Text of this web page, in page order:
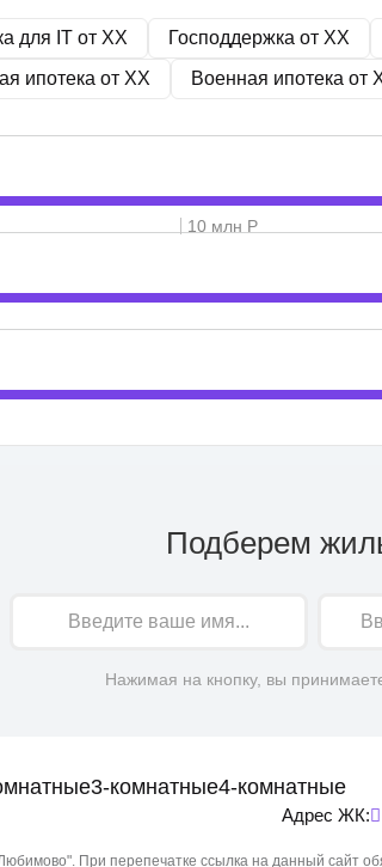
для IT от XX Господдержка от XX
ипотека от XX Военная ипотека от
10 млн Р
Подберем
Нажимая на кнопку, вы
3-комнатные4-комнатные
Адрес ЖК:
При перепечатке ссылка на данный сайт